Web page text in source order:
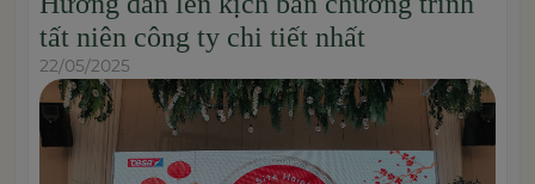
tất niên công ty chi tiết nhất
22/05/2025